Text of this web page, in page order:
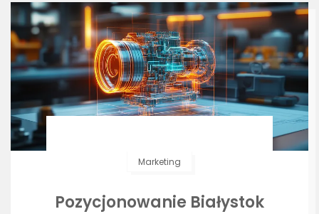
Marketing
Pozycjonowanie Białystok